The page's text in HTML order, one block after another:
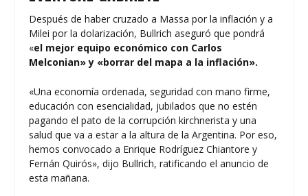
Después de haber cruzado a Massa por la inflación y a
Milei por la dolarización, Bullrich aseguró que pondrá
«el mejor equipo económico con Carlos
Melconian» y «borrar del mapa a la inflación».
«Una economía ordenada, seguridad con mano firme,
educación con esencialidad, jubilados que no estén
pagando el pato de la corrupción kirchnerista y una
salud que va a estar a la altura de la Argentina. Por eso,
hemos convocado a Enrique Rodríguez Chiantore y
Fernán Quirós», dijo Bullrich, ratificando el anuncio de
esta mañana.